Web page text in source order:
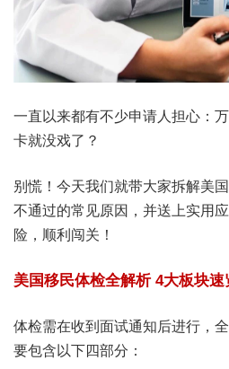
一直以来都有不少申请人担心：
卡就没戏了？
别慌！今天我们就带大家拆解美
不通过的常见原因，并送上实用
险，顺利闯关！
美国移民体检全解析 4大板块速
体检需在收到面试通知后进行，
要包含以下四部分：